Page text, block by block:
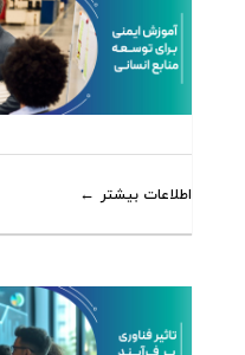
اطلاعات بیشتر